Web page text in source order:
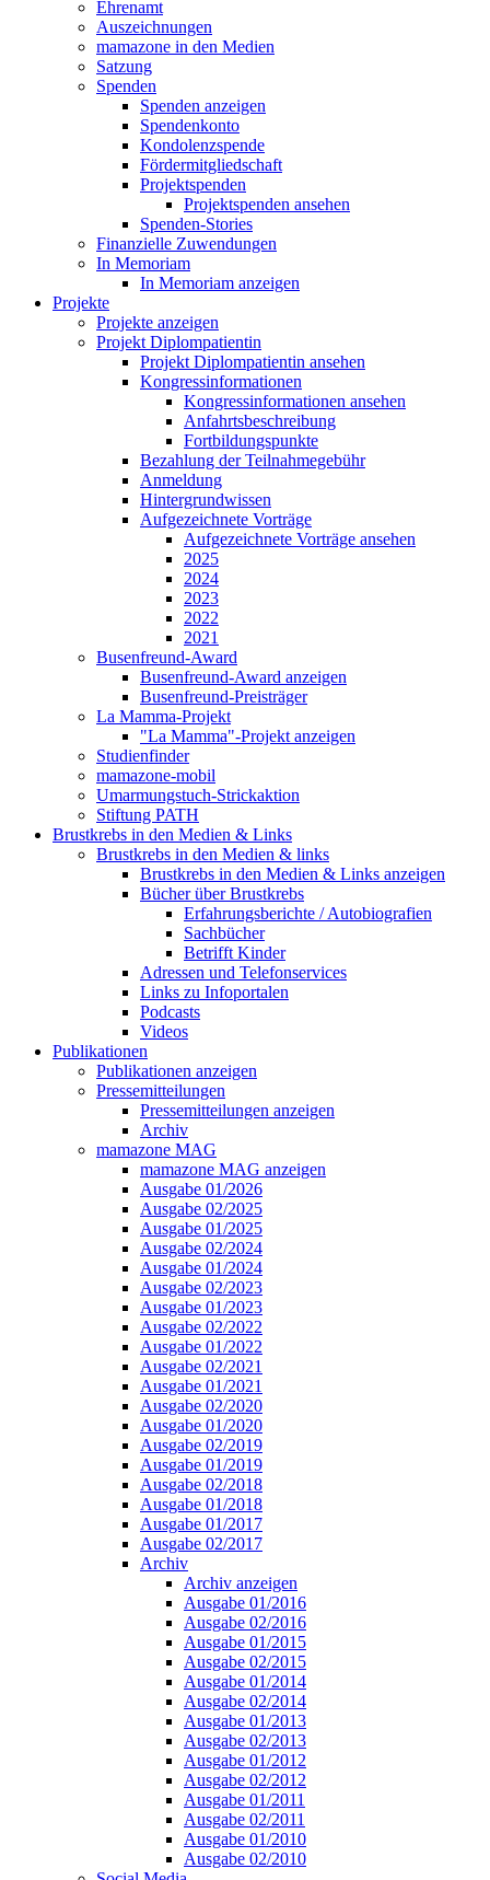
Ehrenamt
Auszeichnungen
mamazone in den Medien
Satzung
Spenden
Spenden anzeigen
Spendenkonto
Kondolenzspende
Fördermitgliedschaft
Projektspenden
Projektspenden ansehen
Spenden-Stories
Finanzielle Zuwendungen
In Memoriam
In Memoriam anzeigen
Projekte
Projekte anzeigen
Projekt Diplompatientin
Projekt Diplompatientin ansehen
Kongressinformationen
Kongressinformationen ansehen
Anfahrtsbeschreibung
Fortbildungspunkte
Bezahlung der Teilnahmegebühr
Anmeldung
Hintergrundwissen
Aufgezeichnete Vorträge
Aufgezeichnete Vorträge ansehen
2025
2024
2023
2022
2021
Busenfreund-Award
Busenfreund-Award anzeigen
Busenfreund-Preisträger
La Mamma-Projekt
"La Mamma"-Projekt anzeigen
Studienfinder
mamazone-mobil
Umarmungstuch-Strickaktion
Stiftung PATH
Brustkrebs in den Medien & Links
Brustkrebs in den Medien & links
Brustkrebs in den Medien & Links anzeigen
Bücher über Brustkrebs
Erfahrungsberichte / Autobiografien
Sachbücher
Betrifft Kinder
Adressen und Telefonservices
Links zu Infoportalen
Podcasts
Videos
Publikationen
Publikationen anzeigen
Pressemitteilungen
Pressemitteilungen anzeigen
Archiv
mamazone MAG
mamazone MAG anzeigen
Ausgabe 01/2026
Ausgabe 02/2025
Ausgabe 01/2025
Ausgabe 02/2024
Ausgabe 01/2024
Ausgabe 02/2023
Ausgabe 01/2023
Ausgabe 02/2022
Ausgabe 01/2022
Ausgabe 02/2021
Ausgabe 01/2021
Ausgabe 02/2020
Ausgabe 01/2020
Ausgabe 02/2019
Ausgabe 01/2019
Ausgabe 02/2018
Ausgabe 01/2018
Ausgabe 01/2017
Ausgabe 02/2017
Archiv
Archiv anzeigen
Ausgabe 01/2016
Ausgabe 02/2016
Ausgabe 01/2015
Ausgabe 02/2015
Ausgabe 01/2014
Ausgabe 02/2014
Ausgabe 01/2013
Ausgabe 02/2013
Ausgabe 01/2012
Ausgabe 02/2012
Ausgabe 01/2011
Ausgabe 02/2011
Ausgabe 01/2010
Ausgabe 02/2010